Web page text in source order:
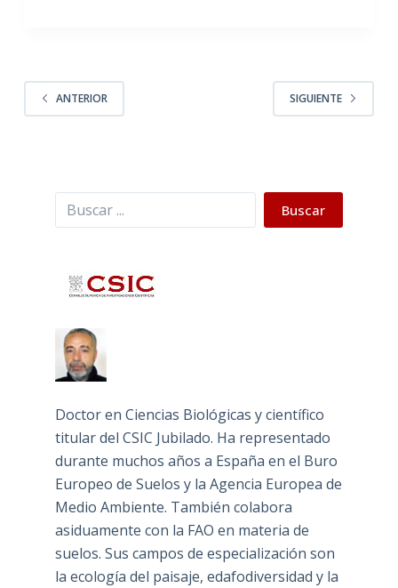
ANTERIOR SIGUIENTE
Buscar Buscar
Doctor en Ciencias Biológicas y científico
titular del CSIC Jubilado. Ha representado
durante muchos años a España en el Buro
Europeo de Suelos y la Agencia Europea de
Medio Ambiente. También colabora
asiduamente con la FAO en materia de
suelos. Sus campos de especialización son
la ecología del paisaje, edafodiversidad y la